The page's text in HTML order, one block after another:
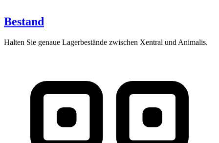
Bestand
Halten Sie genaue Lagerbestände zwischen Xentral und Animalis.